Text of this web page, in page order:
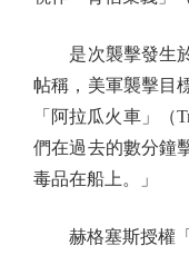
是次襲擊發生於
帖稱，美軍襲擊目
「阿拉瓜火車」（
們在過去的數分鐘
毒品在船上。」
赫格塞斯授權「